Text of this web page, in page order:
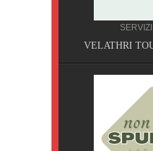
VELATHRI